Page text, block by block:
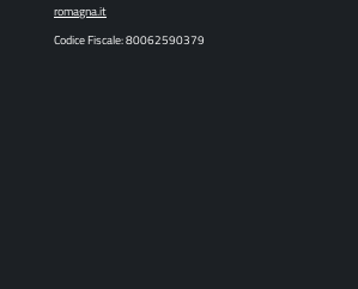
romagna.it
Codice Fiscale: 80062590379